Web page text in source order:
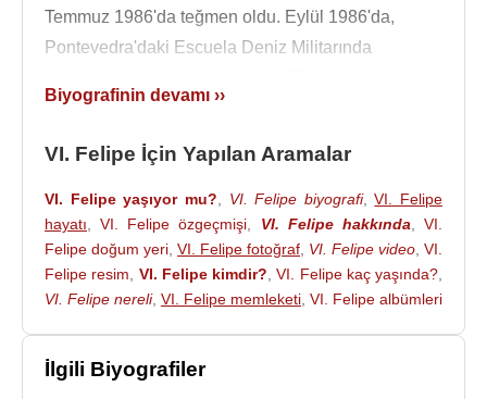
Temmuz 1986'da teğmen oldu. Eylül 1986'da,
Pontevedra'daki Escuela Deniz Militarında
ayında, Juan Sebastián Elcano eğitim gemisinde
ayında, hava kuvvetleri eğitimine başladı. Askeri
eğitiminin bir parçası olarak bir askeri helikopter
pilotu olarak eğitim gördü. 19 Haziran 2014
tarihinde İspanya kralı olduktan sonra, tüm İspanyol
ordularının (Kara, Deniz Kuvvetleri ve Hava
Biyografinin devamı ››
VI. Felipe İçin Yapılan Aramalar
VI. Felipe yaşıyor mu? VI. Felipe biyografi,VI. Felipe
hayatı ,VI. Felipe özgeçmişi VI. Felipe hakkında ,VI.
Felipe doğum yeri VI. Felipe fotoğraf VI. Felipe video VI.
Felipe resim
VI. Felipe kimdir? ,VI. Felipe kaç yaşında?
VI. Felipe nereli, VI. Felipe memleketi VI. Felipe albümleri
İlgili Biyografiler